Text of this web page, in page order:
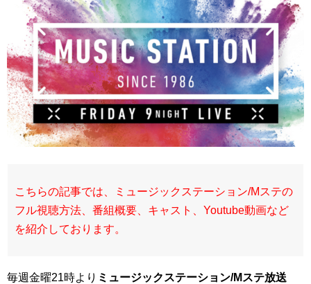
こちらの記事では、ミュージックステーション/Mステの
フル視聴方法、番組概要、キャスト、Youtube動画など
を紹介しております。
毎週金曜21時より ミュージックステーション/Mステ放送